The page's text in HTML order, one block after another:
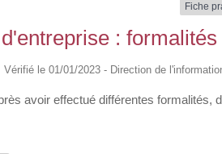
Fiche
:
Vérifié le 01/01/2023 - Direction de
avoir effectué différentes